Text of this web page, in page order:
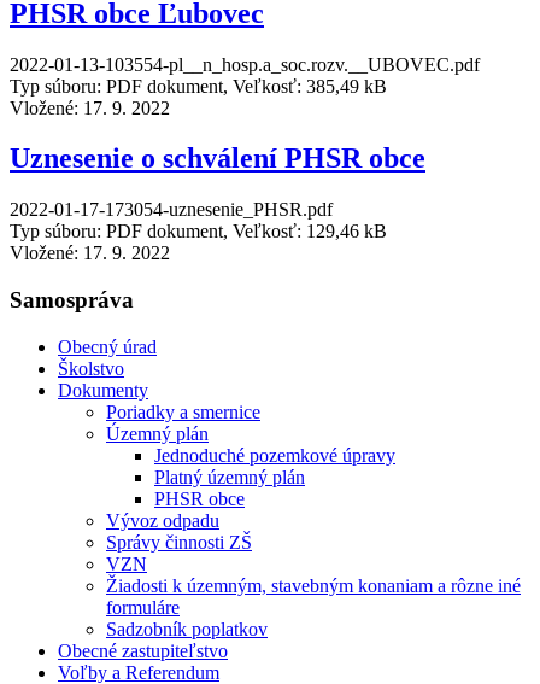
PHSR obce Ľubovec
2022-01-13-103554-pl__n_hosp.a_soc.rozv.__UBOVEC.pdf
Typ súboru: PDF dokument, Veľkosť: 385,49 kB
Vložené: 17. 9. 2022
Uznesenie o schválení PHSR obce
2022-01-17-173054-uznesenie_PHSR.pdf
Typ súboru: PDF dokument, Veľkosť: 129,46 kB
Vložené: 17. 9. 2022
Samospráva
Obecný úrad
Školstvo
Dokumenty
Poriadky a smernice
Územný plán
Jednoduché pozemkové úpravy
Platný územný plán
PHSR obce
Vývoz odpadu
Správy činnosti ZŠ
VZN
Žiadosti k územným, stavebným konaniam a rôzne iné
formuláre
Sadzobník poplatkov
Obecné zastupiteľstvo
Voľby a Referendum